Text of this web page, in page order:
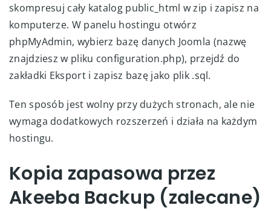
skompresuj cały katalog public_html w zip i zapisz na
komputerze. W panelu hostingu otwórz
phpMyAdmin, wybierz bazę danych Joomla (nazwę
znajdziesz w pliku configuration.php), przejdź do
zakładki Eksport i zapisz bazę jako plik .sql.
Ten sposób jest wolny przy dużych stronach, ale nie
wymaga dodatkowych rozszerzeń i działa na każdym
hostingu.
Kopia zapasowa przez
Akeeba Backup (zalecane)